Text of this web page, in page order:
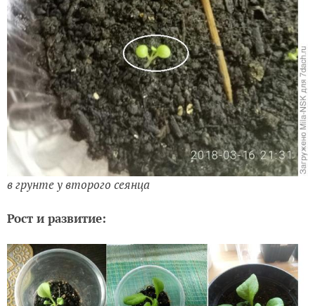
в грунте у второго сеянца
Рост и развитие: